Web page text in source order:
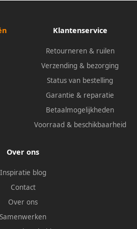
Klantenservice
Retourneren & ruilen
Verzending & bezorging
Status van bestelling
Garantie & reparatie
Betaalmogelijkheden
Voorraad & beschikbaarheid
Over ons
Inspiratie blog
Contact
Over ons
Samenwerken